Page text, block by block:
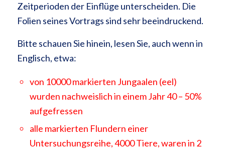
Zeitperioden der Einflüge unterscheiden. Die
Folien seines Vortrags sind sehr beeindruckend.
Bitte schauen Sie hinein, lesen Sie, auch wenn in
Englisch, etwa:
von 10000 markierten Jungaalen (eel)
wurden nachweislich in einem Jahr 40 – 50%
aufgefressen
alle markierten Flundern einer
Untersuchungsreihe, 4000 Tiere, waren in 2